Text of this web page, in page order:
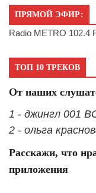
ПРЯМОЙ ЭФИР:
Radio METRO 102.4
ТОП 10 ТРЕКОВ
От наших
1 - джингл 001
2 - ольга
Расскажи, что
приложения